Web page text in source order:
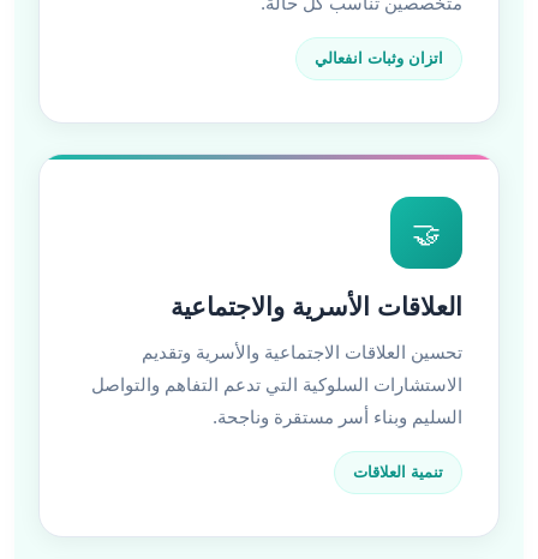
اتزان وثبات انفعالي
🤝
العلاقات الأسرية والاجتماعية
تحسين العلاقات الاجتماعية والأسرية وتقديم
الاستشارات السلوكية التي تدعم التفاهم والتواصل
السليم وبناء أسر مستقرة وناجحة.
تنمية العلاقات